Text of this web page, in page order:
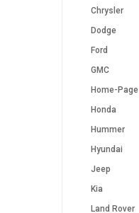
Chrysler
Dodge
Ford
GMC
Home-Page
Honda
Hummer
Hyundai
Jeep
Kia
Land Rover